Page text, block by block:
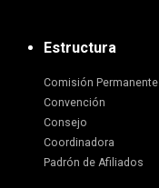
Estructura
Comisión Permanente
Convención
Consejo
Coordinadora
Padrón de Afiliados